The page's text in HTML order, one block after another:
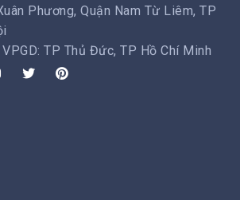
Phương, Quận Nam Từ Liêm, TP
VPGD: TP Thủ Đức, TP Hồ Chí Minh